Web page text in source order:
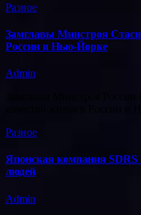
Разное
Замглавы Минстроя
России и Нью-Йорке
Admin
Разное
Японская компания
людей
Admin